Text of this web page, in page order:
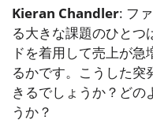
Kieran Chandler: フ
る大きな課題のひとつ
ドを着用して売上が
るかです。こうした突
きるでしょうか？どの
うか？